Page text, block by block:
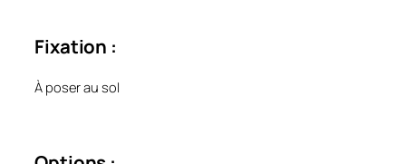
Fixation :
À poser au sol